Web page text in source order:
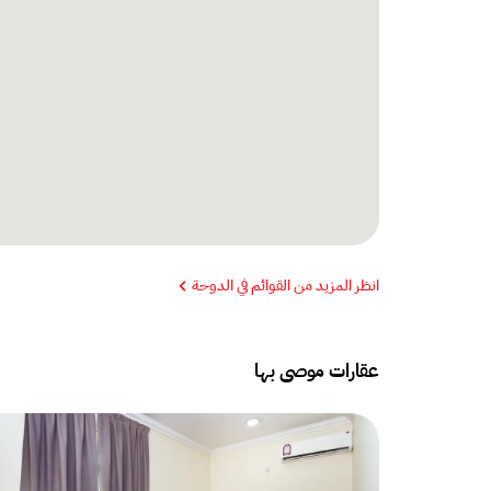
انظر المزيد من القوائم في الدوحة
عقارات موصى بها